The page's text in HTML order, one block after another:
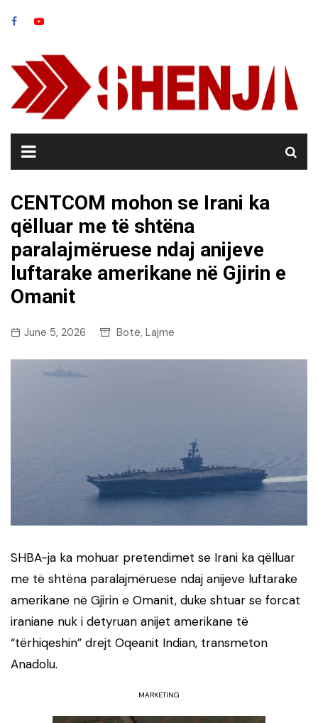
CENTCOM mohon se Irani ka
qëlluar me të shtëna
paralajmëruese ndaj anijeve
luftarake amerikane në Gjirin e
Omanit
June 5, 2026 Botë, Lajme
SHBA-ja ka mohuar pretendimet se Irani ka qëlluar
me të shtëna paralajmëruese ndaj anijeve luftarake
amerikane në Gjirin e Omanit, duke shtuar se forcat
iraniane nuk i detyruan anijet amerikane të
“tërhiqeshin” drejt Oqeanit Indian, transmeton
Anadolu.
MARKETING